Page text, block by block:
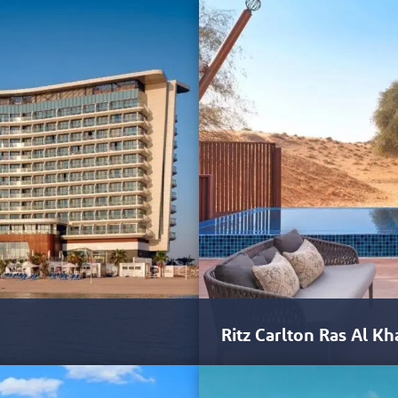
Zimmern, Suiten und
Aussicht, einen
Die Zimmer, die von 47
Luxus ausgestattet,
mit landestypischen
verleihen.
auf den Malediven, zu denen
Die Villen bieten einen
wo Sie ruhige Tage im
können, bis hin zur
auf den Horizont. Alle
und einen aufmerksamen
perfektioniert.
den Speisemöglichkeiten
Konzept wird
und Genussreise.
Das eben erst eröffnete
erste Luxushotel…
Ritz Carlton Ras Al